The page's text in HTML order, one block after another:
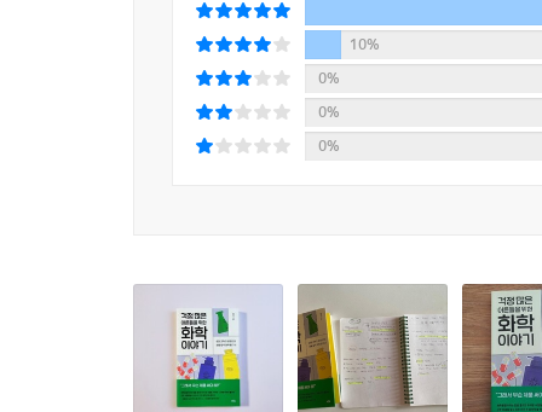
된 금속은 여러 산업에서 이용된다. 납의 경우엔
높여주고 표면에 입혀 광택을 내는 데 이용된다.
--- pp.111~112
이 고분자 중합체, 다시 말해 플라스틱은 모인 탄
이 재밌는 슬라임은 아이들 장난감 중 유해성 논
학물질 덩어리, 유해 물질 덩어리로 포장해서 신
은 가지고 놀겠다고 하니 고민이 되는 슬라임, 정
--- p.129
나는 공기청정기는 보조 요법이라고 생각하는
곰팡이와 세균, 바이러스를 공기청정기가 모조
안에 두고 사용하기 어려울 것이다. 공기청정기
2부 ‘안전한 화학’은 독성, 중금속, 플라스틱, 슬
핵심은 모든 화학제품은 독성과 유효성이라는 특
유효성이 있으며, 물질이 처음 만들어질 때는 장
독성의 개념을 정확히 아는 것이 오히려 독성에
10%
0%
0%
0%